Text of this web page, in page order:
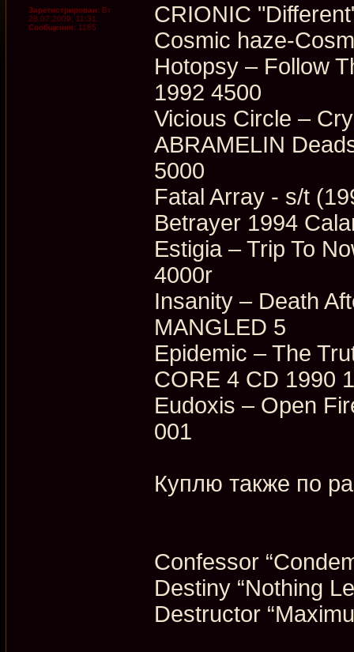
Зарегистрирован: Вт
28.07.2009, 11:31
Сообщения: 1185
CRIONIC
Cosmic haze-
Hotopsy ‎– Follow
1992 4500
Vicious Circle ‎–
ABRAMELIN
5000
Fatal Array - s/t
Betrayer 1994
Estigia ‎– Trip To
4000r
Insanity ‎– Death
MANGLED 5
Epidemic ‎– The
CORE 4 CD 1990
Eudoxis ‎– Open
001
Куплю также по
Confessor
Destiny “Nothing
Destructor